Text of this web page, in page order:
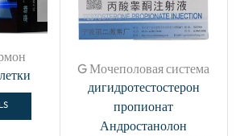
G Мочеполовая система
дигидротестостерон
пропионат
Андростанолон